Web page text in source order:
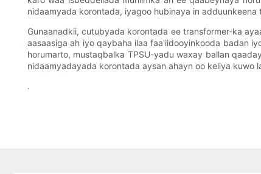
nidaamyada korontada, iyagoo hubinaya in
Gunaanadkii, cutubyada korontada ee transformer-ka
aasaasiga ah iyo qaybaha ilaa faa'iidooyinkooda badan
horumarto, mustaqbalka TPSU-yadu waxay ballan
nidaamyadayada korontada aysan ahayn oo keliya kuwo
.